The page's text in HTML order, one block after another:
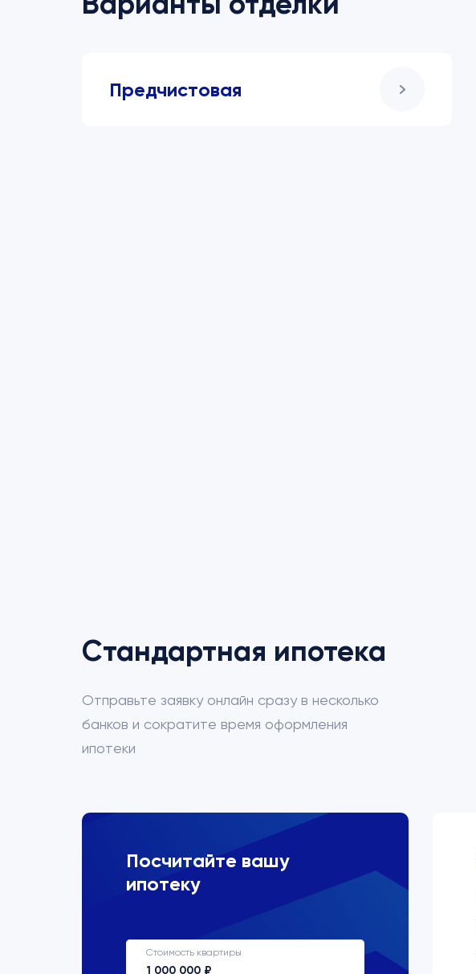
Предчистовая
Стандартная ипотека
Отправьте заявку онлайн сразу в несколько
банков и сократите время оформления
ипотеки
Посчитайте вашу
ипотеку
Стоимость квартиры
ВТБ
Процентная ставка
Срок кредитования